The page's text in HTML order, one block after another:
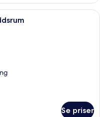
hotellrum med en stor säng, två
Se priser